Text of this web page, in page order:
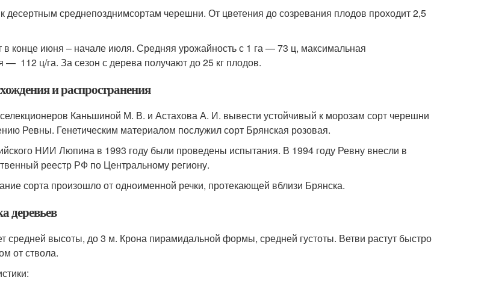
десертным среднепозднимсортам черешни. От цветения до созревания плодов проходит 2,5
в конце июня – начале июля. Средняя урожайность с 1 га — 73 ц, максимальная
— 112 ц/га. За сезон с дерева получают до 25 кг плодов.
и распространения
Каньшиной М. В. и Астахова А. И. вывести устойчивый к морозам сорт черешни
Ревны. Генетическим материалом послужил сорт Брянская розовая.
НИИ Люпина в 1993 году были проведены испытания. В 1994 году Ревну внесли в
реестр РФ по Центральному региону.
сорта произошло от одноименной речки, протекающей вблизи Брянска.
деревьев
средней высоты, до 3 м. Крона пирамидальной формы, средней густоты. Ветви растут быстро
от ствола.